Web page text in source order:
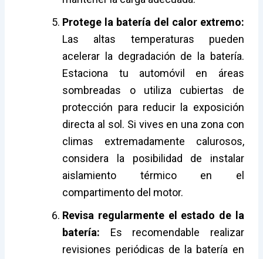
Protege la batería del calor extremo:
Las altas temperaturas pueden
acelerar la degradación de la batería.
Estaciona tu automóvil en áreas
sombreadas o utiliza cubiertas de
protección para reducir la exposición
directa al sol. Si vives en una zona con
climas extremadamente calurosos,
considera la posibilidad de instalar
aislamiento térmico en el
compartimento del motor.
Revisa regularmente el estado de la
batería: Es recomendable realizar
revisiones periódicas de la batería en